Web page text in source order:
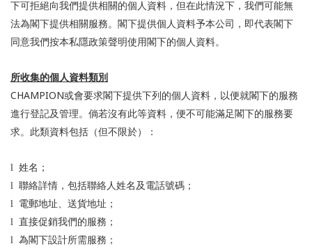
下可拒絕向我們提供相關的個人資料，但在此情況下，我們可能無
法為閣下提供相關服務。閣下提供個人資料予本公司，即代表閣下
同意我們按本私隱政策聲明使用閣下的個人資料。
所收集的個人資料類別
CHAMPION或會要求閣下提供下列的個人資料，以便就閣下的服務
進行登記及管理。倘若沒有此等資料，便不可能滿足閣下的服務要
求。此類資料包括（但不限於）：
l 姓名；
l 聯絡詳情，包括聯絡人姓名及電話號碼；
l 電郵地址、送貨地址；
l 直接促銷我們的服務；
l 為閣下設計所需服務；